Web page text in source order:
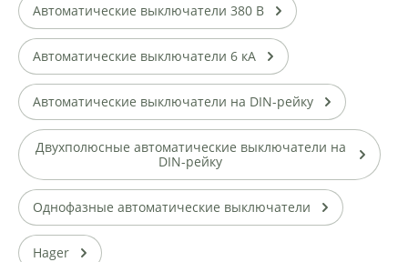
Автоматические выключатели 380 В
Автоматические выключатели 6 кА
Автоматические выключатели на DIN-рейку
Двухполюсные автоматические выключатели на
DIN-рейку
Однофазные автоматические выключатели
Hager